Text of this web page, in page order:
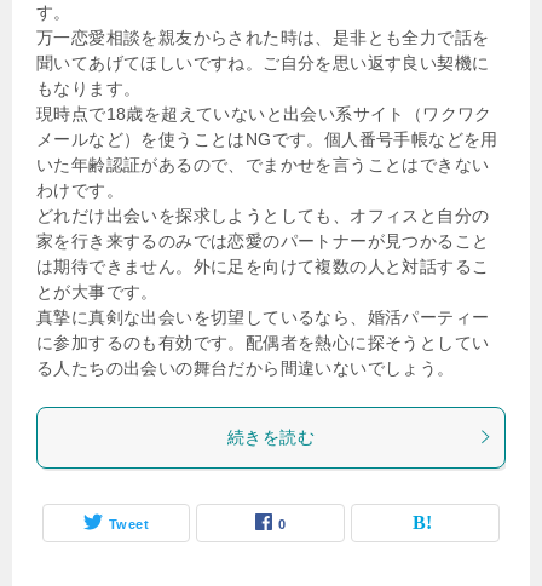
す。
万一恋愛相談を親友からされた時は、是非とも全力で話を
聞いてあげてほしいですね。ご自分を思い返す良い契機に
もなります。
現時点で18歳を超えていないと出会い系サイト（ワクワク
メールなど）を使うことはNGです。個人番号手帳などを用
いた年齢認証があるので、でまかせを言うことはできない
わけです。
どれだけ出会いを探求しようとしても、オフィスと自分の
家を行き来するのみでは恋愛のパートナーが見つかること
は期待できません。外に足を向けて複数の人と対話するこ
とが大事です。
真摯に真剣な出会いを切望しているなら、婚活パーティー
に参加するのも有効です。配偶者を熱心に探そうとしてい
る人たちの出会いの舞台だから間違いないでしょう。
続きを読む
Tweet 0